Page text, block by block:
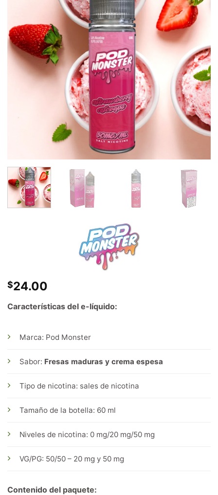
$24.00
Características del e-líquido:
Marca: Pod Monster
Sabor: Fresas maduras y crema espesa
Tipo de nicotina: sales de nicotina
Tamaño de la botella: 60 ml
Niveles de nicotina: 0 mg/20 mg/50 mg
VG/PG: 50/50 – 20 mg y 50 mg
Contenido del paquete: